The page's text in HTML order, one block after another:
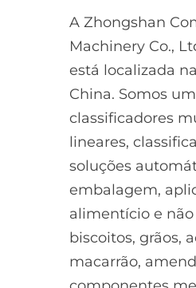
A Zhongshan
Machinery Co.,
está localizada
China. Somos
classificadores
lineares,
soluções
embalagem,
alimentício e
biscoitos, grãos,
macarrão,